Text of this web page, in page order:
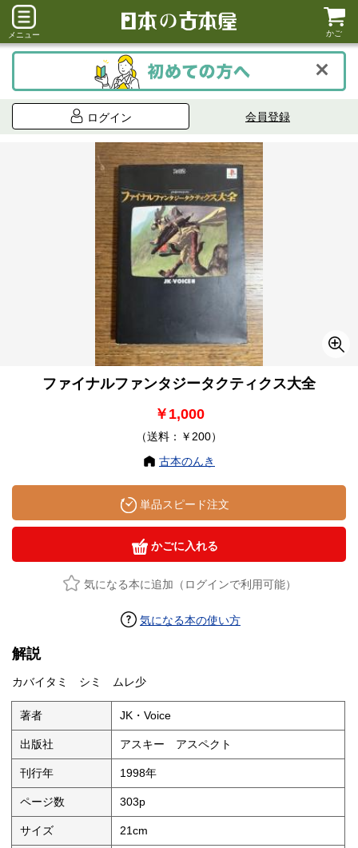
メニュー かご
ログイン 会員登録
ファイナルファンタジータクティクス大全
￥1,000
（送料：￥200）
古本のんき
単品スピード注文
かごに入れる
気になる本に追加（ログインで利用可能）
気になる本の使い方
解説
カバイタミ シミ ムレ少
著者 JK・Voice
出版社 アスキー アスペクト
刊行年 1998年
ページ数 303p
サイズ 21cm